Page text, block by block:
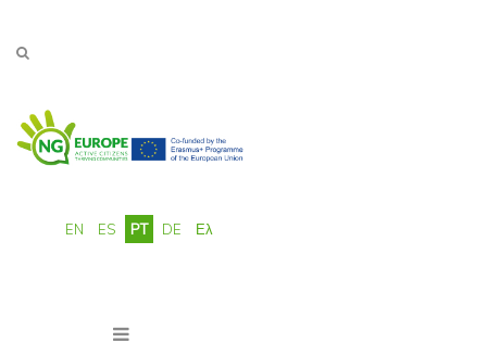
EN ES PT DE Ελ